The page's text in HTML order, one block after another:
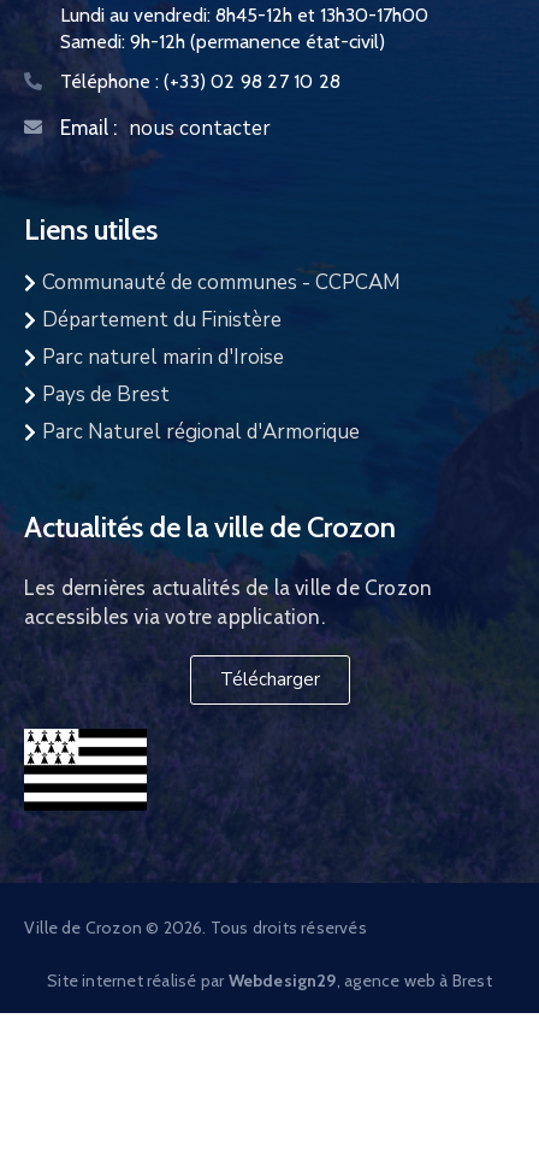
Lundi au vendredi: 8h45-12h et 13h30-17h00
Samedi: 9h-12h (permanence état-civil)
Téléphone : (+33) 02 98 27 10 28
Email : nous contacter
Liens utiles
Communauté de communes - CCPCAM
Département du Finistère
Parc naturel marin d'Iroise
Pays de Brest
Parc Naturel régional d'Armorique
Actualités de la ville de Crozon
Les dernières actualités de la ville de Crozon
accessibles via votre application.
Télécharger
Ville de Crozon © 2026. Tous droits réservés
Site internet réalisé par Webdesign29 , agence web à Brest